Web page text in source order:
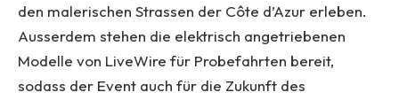
den malerischen Strassen der Côte d’Azur erleben.
Ausserdem stehen die elektrisch angetriebenen
Modelle von LiveWire für Probefahrten bereit,
sodass der Event auch für die Zukunft des